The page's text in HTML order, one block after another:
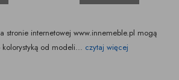
stronie internetowej www.innemeble.pl mogą
od modeli... czytaj więcej